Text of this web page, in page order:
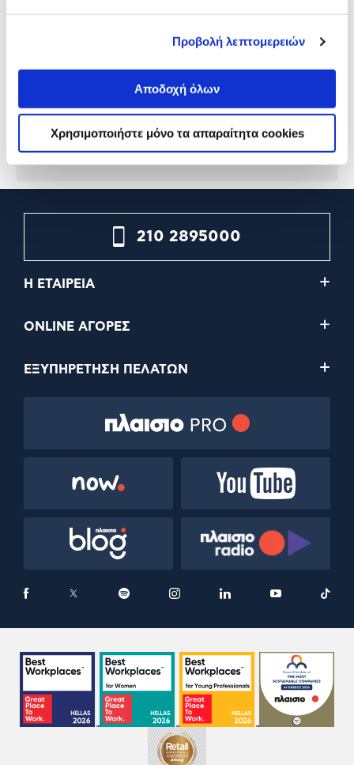
Προβολή λεπτομερειών
Αποδοχή όλων
Χρησιμοποιήστε μόνο τα απαραίτητα cookies
Click & Grow Smart Garden 3
99,90€
Προσθήκη
Click & Grow Pods Grow
12,90€
Προσθήκη
210 2895000
Η ΕΤΑΙΡΕΙΑ
ONLINE ΑΓΟΡΕΣ
ΕΞΥΠΗΡΕΤΗΣΗ ΠΕΛΑΤΩΝ